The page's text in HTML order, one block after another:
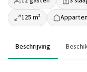
125 m²
Beschrijving